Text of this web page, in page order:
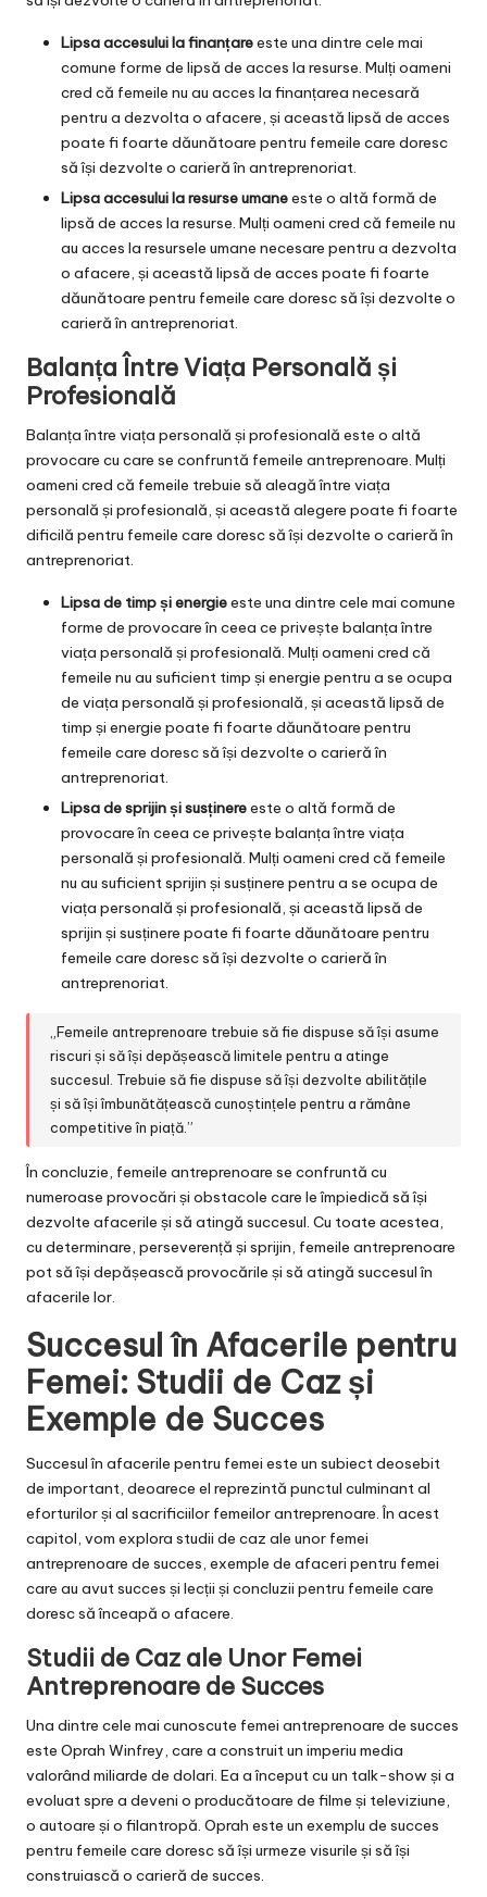
Lipsa accesului la finanțareeste una dintre cele mai
comune forme de lipsă de acces la resurse. Mulți oameni
cred că femeile nu au acces la finanțarea necesară
pentru a dezvolta o afacere, și această lipsă de acces
poate fi foarte dăunătoare pentru femeile care doresc
să își dezvolte o carieră în antreprenoriat.
Lipsa accesului la resurse umaneeste o altă formă de
lipsă de acces la resurse. Mulți oameni cred că femeile nu
au acces la resursele umane necesare pentru a dezvolta
o afacere, și această lipsă de acces poate fi foarte
dăunătoare pentru femeile care doresc să își dezvolte o
carieră în antreprenoriat.
Balanța Între Viața Personală și
Profesională
Balanța între viața personală și profesională este o altă
provocare cu care se confruntă femeile antreprenoare. Mulți
oameni cred că femeile trebuie să aleagă între viața
personală și profesională, și această alegere poate fi foarte
dificilă pentru femeile care doresc să își dezvolte o carieră în
antreprenoriat.
Lipsa de timp și energieeste una dintre cele mai comune
forme de provocare în ceea ce privește balanța între
viața personală și profesională. Mulți oameni cred că
femeile nu au suficient timp și energie pentru a se ocupa
de viața personală și profesională, și această lipsă de
timp și energie poate fi foarte dăunătoare pentru
femeile care doresc să își dezvolte o carieră în
antreprenoriat.
Lipsa de sprijin și susținereeste o altă formă de
provocare în ceea ce privește balanța între viața
personală și profesională. Mulți oameni cred că femeile
nu au suficient sprijin și susținere pentru a se ocupa de
viața personală și profesională, și această lipsă de
sprijin și susținere poate fi foarte dăunătoare pentru
femeile care doresc să își dezvolte o carieră în
antreprenoriat.
„Femeile antreprenoare trebuie să fie dispuse să își asume
riscuri și să își depășească limitele pentru a atinge
succesul. Trebuie să fie dispuse să își dezvolte abilitățile
și să își îmbunătățească cunoștințele pentru a rămâne
competitive în piață.”
În concluzie, femeile antreprenoare se confruntă cu
numeroase provocări și obstacole care le împiedică să își
dezvolte afacerile și să atingă succesul. Cu toate acestea,
cu determinare, perseverență și sprijin, femeile antreprenoare
pot să își depășească provocările și să atingă succesul în
afacerile lor.
Succesul în Afacerile pentru
Femei: Studii de Caz și
Exemple de Succes
Succesul în afacerile pentru femei este un subiect deosebit
de important, deoarece el reprezintă punctul culminant al
eforturilor și al sacrificiilor femeilor antreprenoare. În acest
capitol, vom explora studii de caz ale unor femei
antreprenoare de succes, exemple de afaceri pentru femei
care au avut succes și lecții și concluzii pentru femeile care
doresc să înceapă o afacere.
Studii de Caz ale Unor Femei
Antreprenoare de Succes
Una dintre cele mai cunoscute femei antreprenoare de succes
este Oprah Winfrey, care a construit un imperiu media
valorând miliarde de dolari. Ea a început cu un talk-show și a
evoluat spre a deveni o producătoare de filme și televiziune,
o autoare și o filantropă. Oprah este un exemplu de succes
pentru femeile care doresc să își urmeze visurile și să își
construiască o carieră de succes.